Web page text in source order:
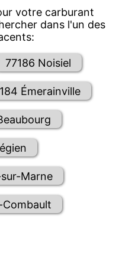
votre carburant
dans l'un des
77186 Noisiel
Émerainville
Marne